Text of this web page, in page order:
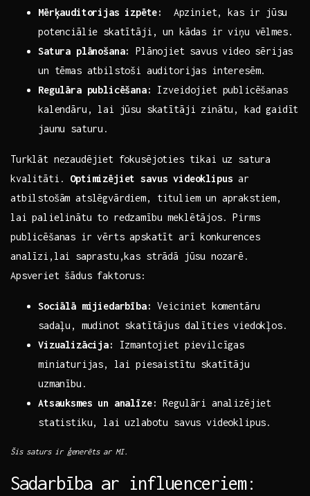
Mērķauditorijas⁢ izpēte:
⁤ Apziniet, kas ir jūsu‌
potenciālie skatītāji,​ un ​kādas ir viņu vēlmes.
Satura plānošana:
Plānojiet⁢ savus video sērijas
un‌ tēmas atbilstoši auditorijas interesēm.
Regulāra publicēšana:
Izveidojiet publicēšanas
kalendāru, lai jūsu skatītāji zinātu, kad gaidīt
jaunu saturu.
Turklāt nezaudējiet ⁣fokusējoties tikai uz satura
kvalitāti. Optimizējiet savus videoklipus ‍ar
atbilstošām atslēgvārdiem, tituliem un aprakstiem,
lai palielinātu to redzamību meklētājos. Pirms
‍publicēšanas ir⁤ vērts apskatīt arī ​konkurences
‍analīzi,lai⁣ saprastu,kas strādā jūsu ‍nozarē.⁤
Apsveriet šādus faktorus:
Sociālā mijiedarbība: ⁣Veiciniet komentāru
sadaļu, mudinot skatītājus ‌dalīties viedokļos.
Vizualizācija:
Izmantojiet‌ pievilcīgas
miniaturijas, ⁣lai​ piesaistītu skatītāju
uzmanību.
Atsauksmes un analīze: ‍Regulāri analizējiet
statistiku, lai uzlabotu savus videoklipus.
Šis ​saturs ir ģenerēts ar ‌MI.
Sadarbība ar influenceriem: